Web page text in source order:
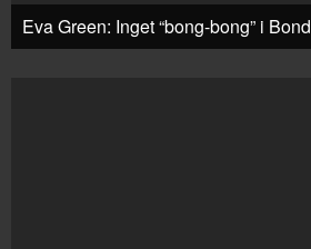
Eva Green: Inget “bong-bong” i Bond